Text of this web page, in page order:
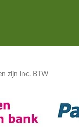
zijn inc. BTW